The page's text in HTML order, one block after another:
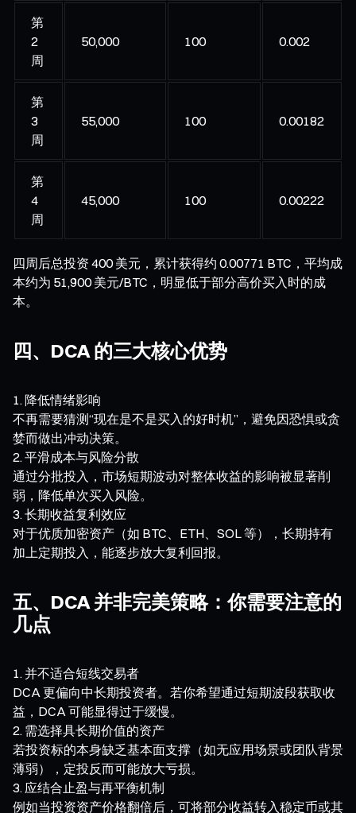
第
2
周
50,000 100 0.002
第
3
周
55,000 100 0.00182
第
4
周
45,000 100 0.00222
四周后总投资 400 美元，累计获得约 0.00771 BTC，平均成
本约为 51,900 美元/BTC，明显低于部分高价买入时的成
本。
四、DCA 的三大核心优势
降低情绪影响
不再需要猜测“现在是不是买入的好时机”，避免因恐惧或贪
婪而做出冲动决策。
平滑成本与风险分散
通过分批投入，市场短期波动对整体收益的影响被显著削
弱，降低单次买入风险。
长期收益复利效应
对于优质加密资产（如 BTC、ETH、SOL 等），长期持有
加上定期投入，能逐步放大复利回报。
五、DCA 并非完美策略：你需要注意的
几点
并不适合短线交易者
DCA 更偏向中长期投资者。若你希望通过短期波段获取收
益，DCA 可能显得过于缓慢。
需选择具长期价值的资产
若投资标的本身缺乏基本面支撑（如无应用场景或团队背景
薄弱），定投反而可能放大亏损。
应结合止盈与再平衡机制
例如当投资资产价格翻倍后，可将部分收益转入稳定币或其